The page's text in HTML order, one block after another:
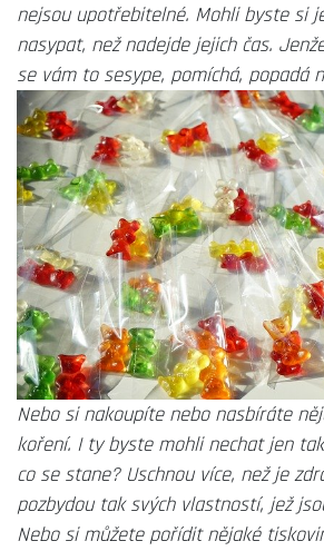
nejsou upotřebitelné. Mohli byste si
nasypat, než nadejde jejich čas.
se vám to sesype, pomíchá, popadá
Nebo si nakoupíte nebo nasbíráte
koření. I ty byste mohli nechat jen
co se stane? Uschnou více, než je
pozbydou tak svých vlastností, jež
Nebo si můžete pořídit nějaké